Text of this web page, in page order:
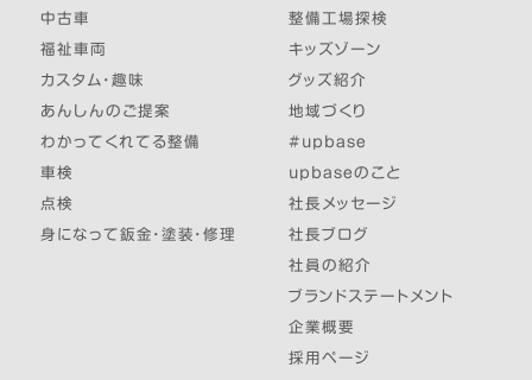
中古車
福祉車両
カスタム・趣味
あんしんのご提案
わかってくれてる整備
車検
点検
身になって鈑金・塗装・修理
整備工場探検
キッズゾーン
グッズ紹介
地域づくり
#upbase
upbaseのこと
社長メッセージ
社長ブログ
社員の紹介
ブランドステートメント
企業概要
採用ページ